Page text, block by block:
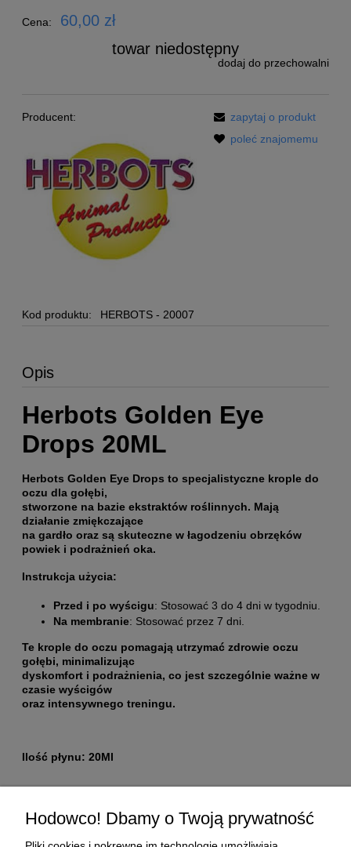
Cena:
60,00 zł
towar niedostępny
dodaj do przechowalni
Producent:
Kod produktu: HERBOTS - 20007
zapytaj o produkt
poleć znajomemu
Opis
Herbots Golden Eye
Drops 20ML
Herbots Golden Eye Drops to specjalistyczne krople do
oczu dla gołębi,
stworzone na bazie ekstraktów roślinnych. Mają
działanie zmiękczające
na gardło oraz są skuteczne w łagodzeniu obrzęków
powiek i podrażnień oka.
Instrukcja użycia:
Przed i po wyścigu: Stosować 3 do 4 dni w tygodniu.
Na membranie: Stosować przez 7 dni.
Te krople do oczu pomagają utrzymać zdrowie oczu
gołębi, minimalizując
dyskomfort i podrażnienia, co jest szczególnie ważne w
czasie wyścigów
oraz intensywnego treningu.
Ilość płynu: 20Ml
Moje konto
Hodowco! Dbamy o Twoją prywatność